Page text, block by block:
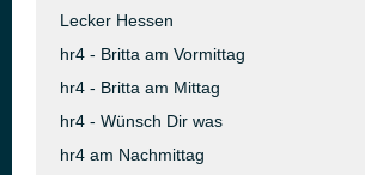
Lecker Hessen
hr4 - Britta am Vormittag
hr4 - Britta am Mittag
hr4 - Wünsch Dir was
hr4 am Nachmittag